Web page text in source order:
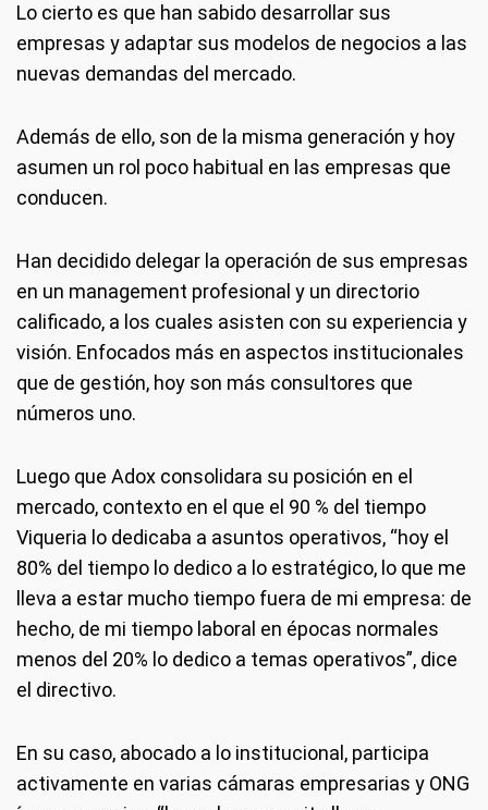
Lo cierto es que han sabido desarrollar sus
empresas y adaptar sus modelos de negocios a las
nuevas demandas del mercado.
Además de ello, son de la misma generación y hoy
asumen un rol poco habitual en las empresas que
conducen.
Han decidido delegar la operación de sus empresas
en un management profesional y un directorio
calificado, a los cuales asisten con su experiencia y
visión. Enfocados más en aspectos institucionales
que de gestión, hoy son más consultores que
números uno.
Luego que Adox consolidara su posición en el
mercado, contexto en el que el 90 % del tiempo
Viqueria lo dedicaba a asuntos operativos, “hoy el
80% del tiempo lo dedico a lo estratégico, lo que me
lleva a estar mucho tiempo fuera de mi empresa: de
hecho, de mi tiempo laboral en épocas normales
menos del 20% lo dedico a temas operativos”, dice
el directivo.
En su caso, abocado a lo institucional, participa
activamente en varias cámaras empresarias y ONG